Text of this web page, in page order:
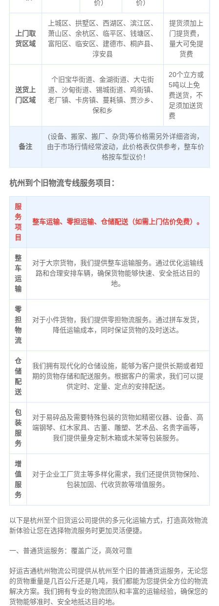
价） 价）
上门取
货区域
上城区、拱墅区、西湖区、滨江区、
萧山区、余杭区、临平区、钱塘区、
富阳区、临安区、建德市、桐庐县、
淳安县
提货须加上
门提货费，
量大可免提
货费
送货上
门区域
个旧宝华街道、金湖街道、大屯街
道、沙甸街道、锡城街道、鸡街镇、
老厂镇、卡房镇、蔓耗镇、贾沙乡、
保和乡
20个立方或
5吨以上免
费送货，不
足须加送货
费
备注
(设备、搬家、搬厂、杂货)等价格需另外详细咨询，
由于市场行情经常波动，此价格表仅供参考，整车价
格按车型议价！
杭州到个旧物流专线服务项目：
服
务
项
目
整车运输、零担运输、仓储配送（如需上门估价免费）。
整
车
运
输
对于大宗货物，我们提供整车运输服务。通过优化运输线
路和合理安排车辆，确保货物能够快速、安全抵达目的
地。
零
担
物
流
对于小件货物，我们提供零担物流服务。通过拼车发货，
降低运输成本，同时保证货物的及时送达。
仓
储
配
送
我们拥有现代化的仓储设施，能够为客户提供长期或者短
期的货物存储和配送服务。根据客户的需求，我们可以提
供定时、定量、定点的安排配送。
包
装
服
务
对于易碎品及需要特殊包装的货物如精密仪器、设备、高
端钢琴、红木家具、古董、雕塑、艺术品、名贵字画等，
我们提供量身定制木箱或木架等包装服务。
增
值
服
务
对于企业工厂货主等多样化需求，我们还提供货物保险、
包装加固、代收货款等增值服务。
以下是杭州至个旧货运公司提供的多元化运输方式，打造高效物流
新体验让您在选择物流服务时更加灵活便捷。
一、普通货运服务：覆盖广泛，高效可靠
好运吉通杭州物流公司提供从杭州至个旧的普通货运服务，无论您
的货物重量是几百公斤还是几吨，我们都能为您提供全方位的物流
解决方案。我们拥有专业的物流团队和丰富的运输经验，确保您的
货物能够准时、安全地抵达目的地。